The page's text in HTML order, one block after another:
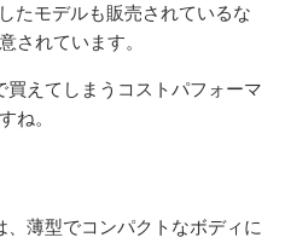
たモデルも販売されているな
されています。
えてしまうコストパフォーマ
ね。
、薄型でコンパクトなボディに